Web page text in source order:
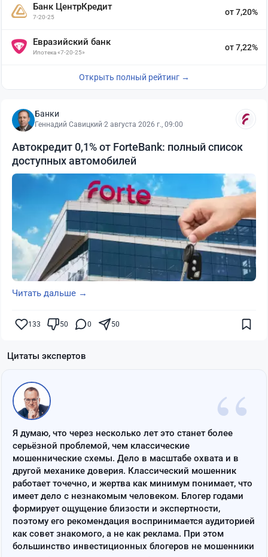
Банк ЦентрКредит
7-20-25
от 7,20%
Евразийский банк
Ипотека «7-20-25»
от 7,22%
Открыть полный рейтинг →
Банки
Геннадий Савицкий·2 августа 2026 г., 09:00
Автокредит 0,1% от ForteBank: полный список
доступных автомобилей
Читать дальше →
133 50 0 50
Цитаты экспертов
“
Я думаю, что через несколько лет это станет более
серьёзной проблемой, чем классические
мошеннические схемы. Дело в масштабе охвата и в
другой механике доверия. Классический мошенник
работает точечно, и жертва как минимум понимает, что
имеет дело с незнакомым человеком. Блогер годами
формирует ощущение близости и экспертности,
поэтому его рекомендация воспринимается аудиторией
как совет знакомого, а не как реклама. При этом
большинство инвестиционных блогеров не мошенники